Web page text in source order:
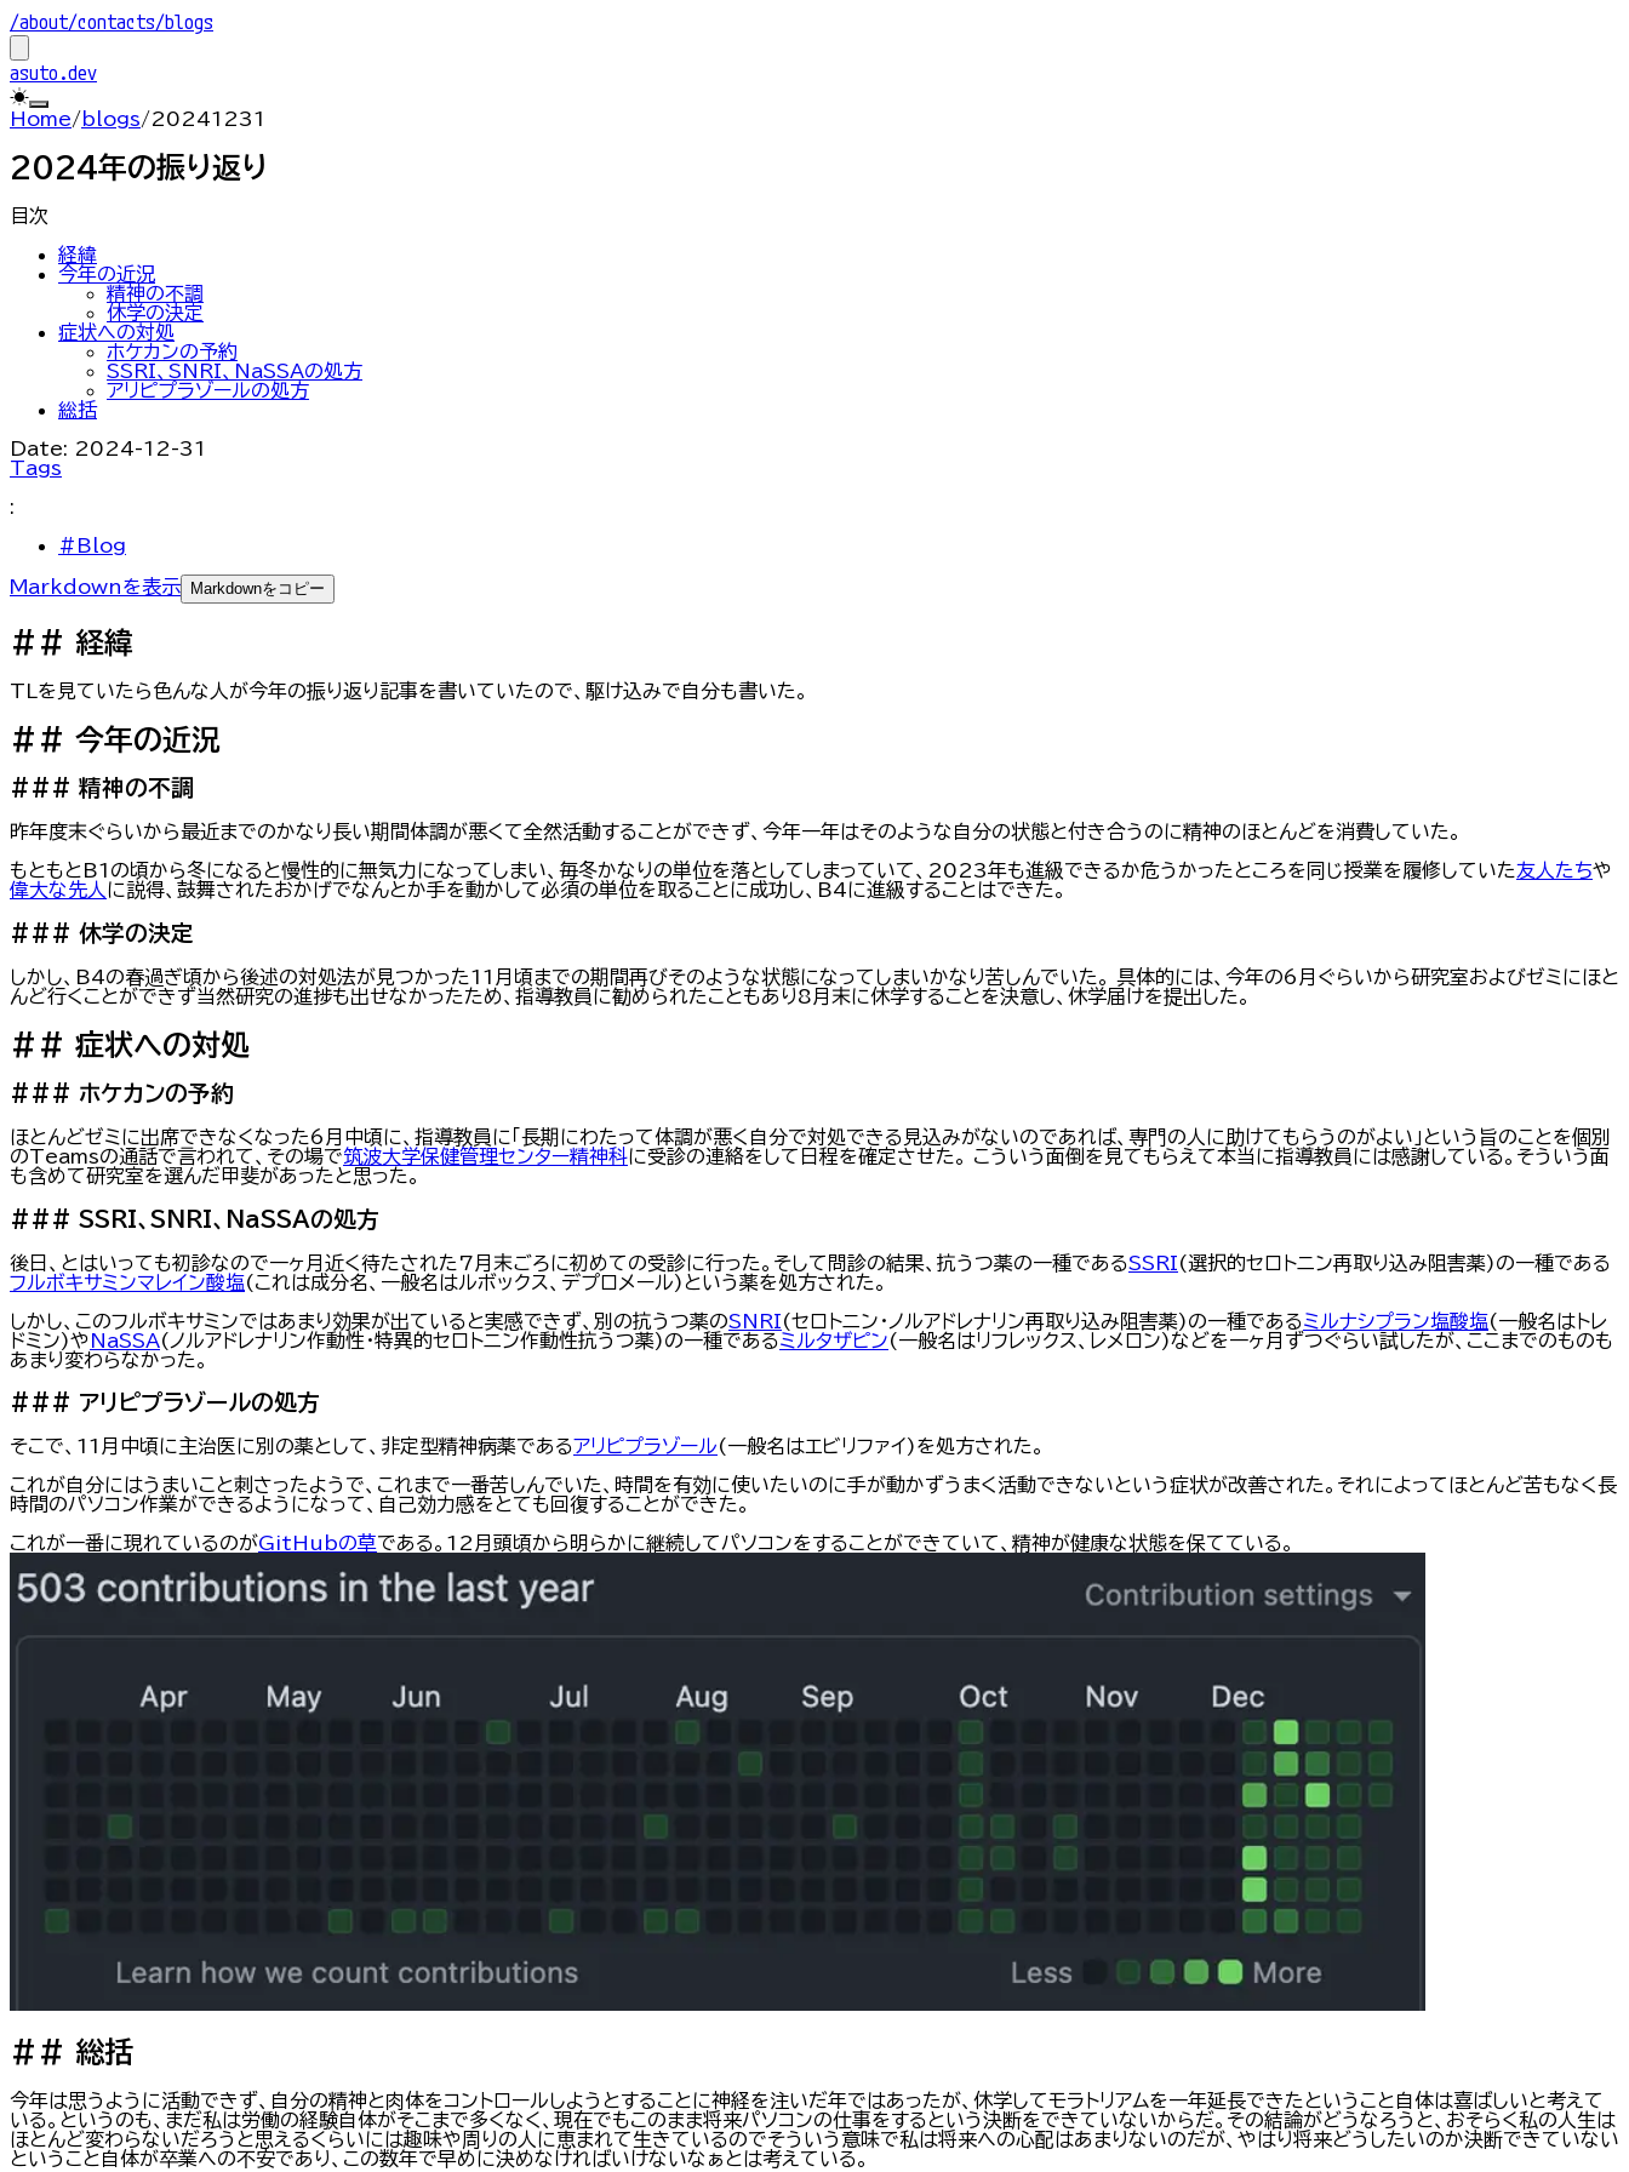
/about/contacts/blogs
asuto.dev
☀
Home/ blogs/20241231
2024年の振り返り
目次
経緯
今年の近況
精神の不調
休学の決定
症状への対処
ホケカンの予約
SSRI、SNRI、NaSSAの処方
アリピプラゾールの処方
総括
Date: 2024-12-31
Tags
:
#Blog
Markdownを表示 Markdownをコピー
## 経緯
TLを見ていたら色んな人が今年の振り返り記事を書いていたので、駆け込みで自分も書いた。
## 今年の近況
### 精神の不調
昨年度末ぐらいから最近までのかなり長い期間体調が悪くて全然活動することができず、今年一年はそのような自分の状態と付き合うのに精神のほとんどを消費していた。
もともとB1の頃から冬になると慢性的に無気力になってしまい、毎冬かなりの単位を落としてしまっていて、2023年も進級できるか危うかったところを同じ授業を履修していた友人 たちや
偉大な先人 に説得、鼓舞されたおかげでなんとか手を動かして必須の単位を取ることに成功し、B4に進級することはできた。
### 休学の決定
しかし、B4の春過ぎ頃から後述の対処法が見つかった11月頃までの期間再びそのような状態になってしまいかなり苦しんでいた。 具体的には、今年の6月ぐらいから研究室およびゼミにほと
んど行くことができず当然研究の進捗も出せなかったため、指導教員に勧められたこともあり8月末に休学することを決意し、休学届けを提出した。
## 症状への対処
### ホケカンの予約
ほとんどゼミに出席できなくなった6月中頃に、指導教員に「長期にわたって体調が悪く自分で対処できる見込みがないのであれば、専門の人に助けてもらうのがよい」という旨のことを個別
のTeamsの通話で言われて、その場で筑波大学保健管理センター精神科に受診の連絡をして日程を確定させた。 こういう面倒を見てもらえて本当に指導教員には感謝している。そういう面
も含めて研究室を選んだ甲斐があったと思った。
### SSRI、SNRI、NaSSAの処方
後日、とはいっても初診なので一ヶ月近く待たされた7月末ごろに初めての受診に行った。そして問診の結果、抗うつ薬の一種であるSSRI(選択的セロトニン再取り込み阻害薬)の一種である
フルボキサミンマレイン酸塩(これは成分名、一般名はルボックス、デプロメール)という薬を処方された。
しかし、このフルボキサミンではあまり効果が出ていると実感できず、別の抗うつ薬のSNRI(セロトニン・ノルアドレナリン再取り込み阻害薬)の一種であるミルナシプラン塩酸塩(一般名はトレ
ドミン)やNaSSA(ノルアドレナリン作動性・特異的セロトニン作動性抗うつ薬)の一種であるミルタザピン(一般名はリフレックス、レメロン)などを一ヶ月ずつぐらい試したが、ここまでのものも
あまり変わらなかった。
### アリピプラゾールの処方
そこで、11月中頃に主治医に別の薬として、非定型精神病薬であるアリピプラゾール(一般名はエビリファイ)を処方された。
これが自分にはうまいこと刺さったようで、これまで一番苦しんでいた、時間を有効に使いたいのに手が動かずうまく活動できないという症状が改善された。それによってほとんど苦もなく長
時間のパソコン作業ができるようになって、自己効力感をとても回復することができた。
これが一番に現れているのがGitHubの草である。12月頭頃から明らかに継続してパソコンをすることができていて、精神が健康な状態を保てている。
## 総括
今年は思うように活動できず、自分の精神と肉体をコントロールしようとすることに神経を注いだ年ではあったが、休学してモラトリアムを一年延長できたということ自体は喜ばしいと考えて
いる。というのも、まだ私は労働の経験自体がそこまで多くなく、現在でもこのまま将来パソコンの仕事をするという決断をできていないからだ。その結論がどうなろうと、おそらく私の人生は
ほとんど変わらないだろうと思えるくらいには趣味や周りの人に恵まれて生きているのでそういう意味で私は将来への心配はあまりないのだが、やはり将来どうしたいのか決断できていない
ということ自体が卒業への不安であり、この数年で早めに決めなければいけないなぁとは考えている。